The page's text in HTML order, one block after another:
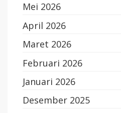
Mei 2026
April 2026
Maret 2026
Februari 2026
Januari 2026
Desember 2025